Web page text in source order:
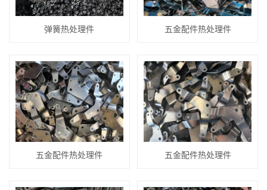
弹簧热处理件 五金配件热处理件
五金配件热处理件 五金配件热处理件